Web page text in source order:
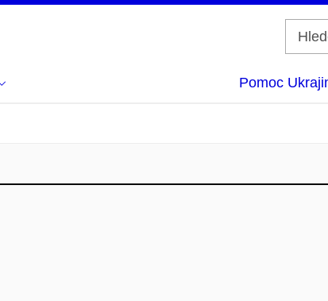
Pomoc